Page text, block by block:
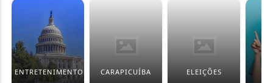
ENTRETENIMENTO CARAPICUÍBA ELEIÇÕES